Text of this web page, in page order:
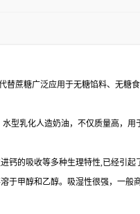
蔗糖广泛应用于无糖馅料、无糖食
型乳化人造奶油，不仅质量高，
的吸收等多种生理特性,已经引
于甲醇和乙醇。吸湿性很强，一般